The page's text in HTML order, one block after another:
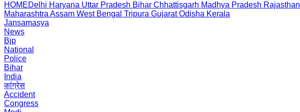
HOMEDelhi Haryana Uttar Pradesh Bihar Chhattisgarh Madhya Pradesh Rajasthan
Maharashtra Assam West Bengal Tripura Gujarat Odisha Kerala
Jansamasya
News
Bjp
National
Police
Bihar
India
कांग्रेस
Accident
Congress